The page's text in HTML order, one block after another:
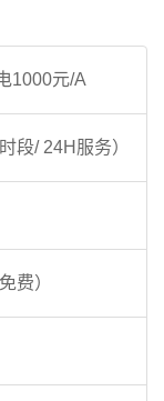
1000元/A
段/ 24H服务）
费）